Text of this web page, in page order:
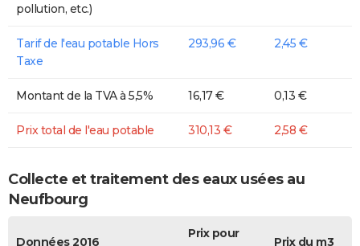
pollution, etc.)
Tarif de l'eau potable Hors
Taxe
293,96 € 2,45 €
Montant de la TVA à 5,5% 16,17 € 0,13 €
Prix total de l'eau potable 310,13 € 2,58 €
Collecte et traitement des eaux usées au
Neufbourg
Données 2016
Prix pour
Prix du m3